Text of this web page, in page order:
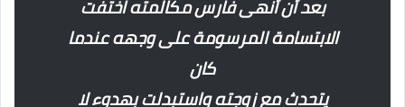
بعد أن أنهى فارس مكالمته اختفت
الابتسامة المرسومة على وجهه عندما
كان
يتحدث مع زوجته واستبدلت بهدوء لا